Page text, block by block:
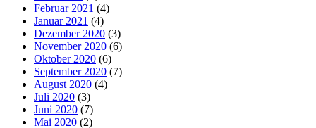
Februar 2021 (4)
Januar 2021 (4)
Dezember 2020 (3)
November 2020 (6)
Oktober 2020 (6)
September 2020 (7)
August 2020 (4)
Juli 2020 (3)
Juni 2020 (7)
Mai 2020 (2)